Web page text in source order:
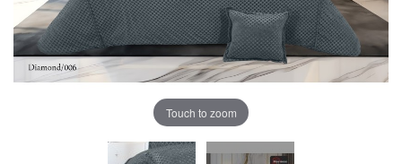
Touch to zoom